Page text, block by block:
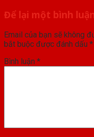
Để lại một bình
Email của bạn sẽ không
bắt buộc được đánh dấu *
Bình luận *